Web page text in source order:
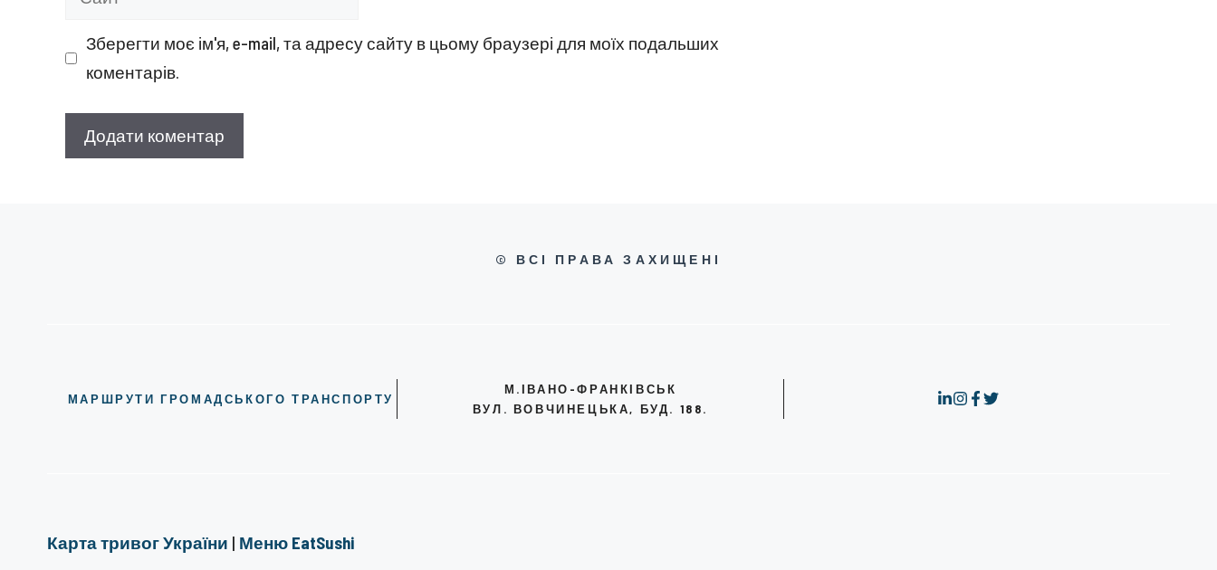
Зберегти моє ім'я, e-mail, та адресу сайту в цьому браузері для моїх подальших
коментарів.
© ВСІ ПРАВА ЗАХИЩЕНІ
МАРШРУТИ ГРОМАДСЬКОГО ТРАНСПОРТУ
М.ІВАНО-ФРАНКІВСЬК
ВУЛ. ВОВЧИНЕЦЬКА, БУД. 188.
Карта тривог України | Меню EatSushi